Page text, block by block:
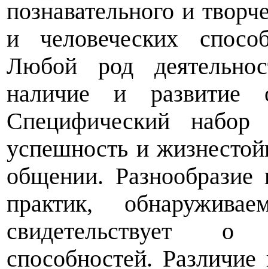
познавательного и
и человеческих
Любой род
наличие и развитие
Специфический набор
успешность и
общении.
практик,
свидетельствует о
способностей.